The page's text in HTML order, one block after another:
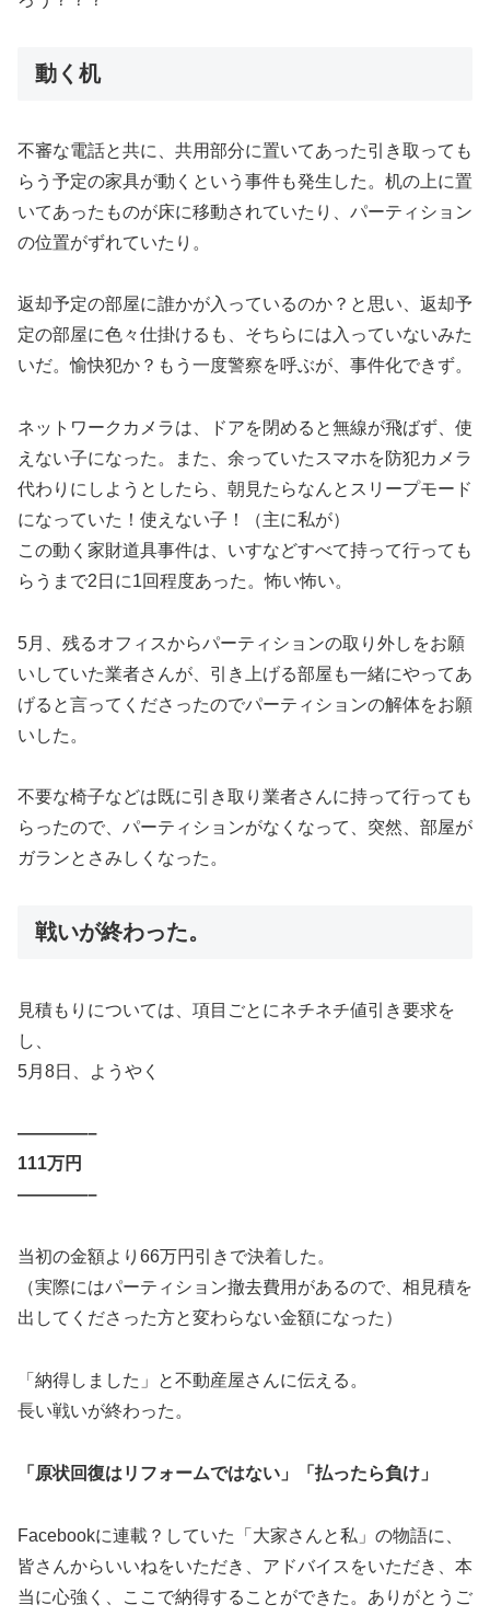
動く机
不審な電話と共に、共用部分に置いてあった引き取っても
らう予定の家具が動くという事件も発生した。机の上に置
いてあったものが床に移動されていたり、パーティション
の位置がずれていたり。
返却予定の部屋に誰かが入っているのか？と思い、返却予
定の部屋に色々仕掛けるも、そちらには入っていないみた
いだ。愉快犯か？もう一度警察を呼ぶが、事件化できず。
ネットワークカメラは、ドアを閉めると無線が飛ばず、使
えない子になった。また、余っていたスマホを防犯カメラ
代わりにしようとしたら、朝見たらなんとスリープモード
になっていた！使えない子！（主に私が）
この動く家財道具事件は、いすなどすべて持って行っても
らうまで2日に1回程度あった。怖い怖い。
5月、残るオフィスからパーティションの取り外しをお願
いしていた業者さんが、引き上げる部屋も一緒にやってあ
げると言ってくださったのでパーティションの解体をお願
いした。
不要な椅子などは既に引き取り業者さんに持って行っても
らったので、パーティションがなくなって、突然、部屋が
ガランとさみしくなった。
戦いが終わった。
見積もりについては、項目ごとにネチネチ値引き要求を
し、
5月8日、ようやく
————–
111万円
————–
当初の金額より66万円引きで決着した。
（実際にはパーティション撤去費用があるので、相見積を
出してくださった方と変わらない金額になった）
「納得しました」と不動産屋さんに伝える。
長い戦いが終わった。
「原状回復はリフォームではない」「払ったら負け」
Facebookに連載？していた「大家さんと私」の物語に、
皆さんからいいねをいただき、アドバイスをいただき、本
当に心強く、ここで納得することができた。ありがとうご